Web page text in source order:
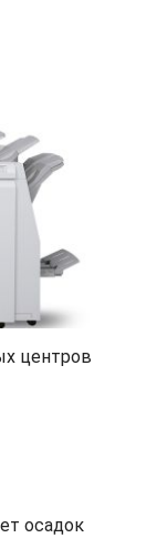
центров
осадок